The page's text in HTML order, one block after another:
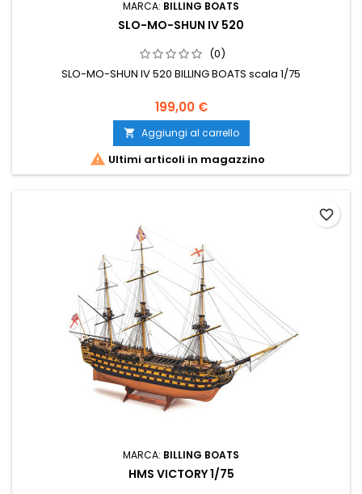
MARCA: BILLING BOATS
SLO-MO-SHUN IV 520
(0)
SLO-MO-SHUN IV 520 BILLING BOATS scala 1/75
199,00 €
 Aggiungi al carrello
 Ultimi articoli in magazzino
MARCA: BILLING BOATS
HMS VICTORY 1/75
favorite_border